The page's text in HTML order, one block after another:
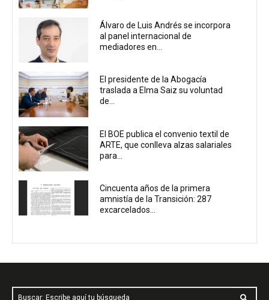
Álvaro de Luis Andrés se incorpora
al panel internacional de
mediadores en...
El presidente de la Abogacía
traslada a Elma Saiz su voluntad
de...
El BOE publica el convenio textil de
ARTE, que conlleva alzas salariales
para...
Cincuenta años de la primera
amnistía de la Transición: 287
excarcelados...
Buscar: Escribe aquí tu búsqueda